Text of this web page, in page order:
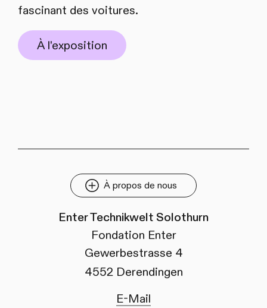
fascinant des voitures.
À l'exposition
À propos de nous
Enter Technikwelt Solothurn
Fondation Enter
Gewerbestrasse 4
4552 Derendingen
E-Mail